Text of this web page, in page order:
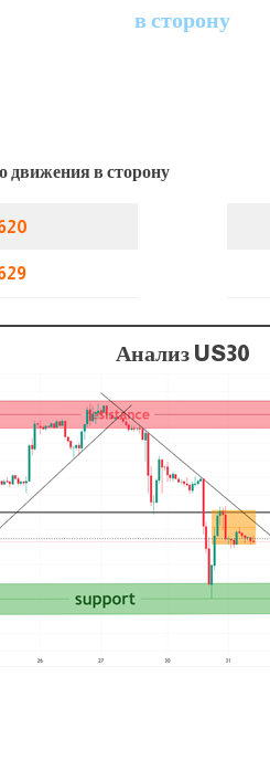
в сторону
движения в сторону
Анализ US30